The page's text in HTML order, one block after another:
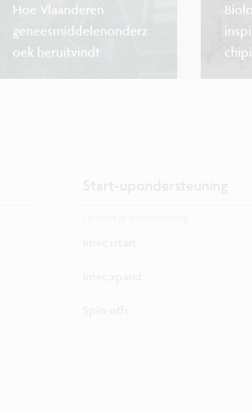
Hoe Vlaanderen
geneesmiddelenonderz
oek heruitvindt